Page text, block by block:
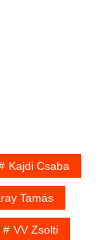
Kajdi Csaba
Tamás
VV Zsolti